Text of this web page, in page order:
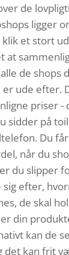
de
ligger
et stort
at
de shops
ude efter.
priser -
sidder på
Du
når du
du slipper
efter,
de skal
din
kan de
det kan frit